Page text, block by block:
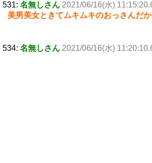
531: 名無しさん 2021/06/16(水)
美男美女ときてムキムキのおっさんだ
534: 名無しさん 2021/06/16(水)